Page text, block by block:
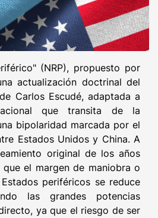
(NRP), propuesto por
actualización doctrinal del
Carlos Escudé, adaptada a
que transita de la
bipolaridad marcada por el
Estados Unidos y China. A
original de los años
que el margen de maniobra o
periféricos se reduce
las grandes potencias
ya que el riesgo de ser